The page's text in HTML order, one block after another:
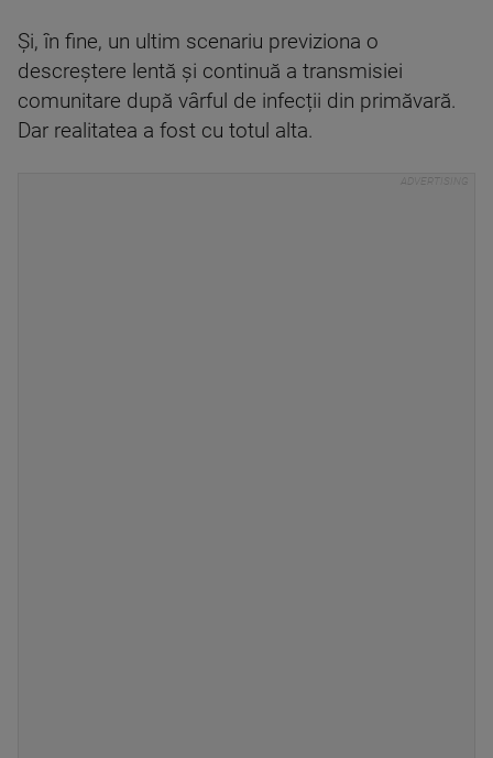
Şi, în fine, un ultim scenariu previziona o
descreștere lentă şi continuă a transmisiei
comunitare după vârful de infecții din primăvară.
Dar realitatea a fost cu totul alta.